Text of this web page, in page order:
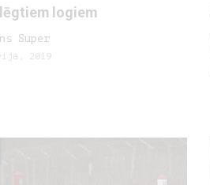
logiem
Super
2019